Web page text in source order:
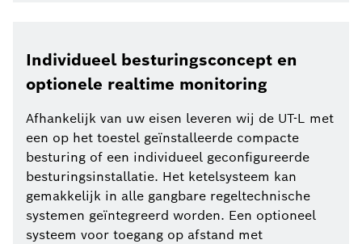
Individueel besturingsconcept en
optionele realtime monitoring
Afhankelijk van uw eisen leveren wij de UT-L met
een op het toestel geïnstalleerde compacte
besturing of een individueel geconfigureerde
besturingsinstallatie. Het ketelsysteem kan
gemakkelijk in alle gangbare regeltechnische
systemen geïntegreerd worden. Een optioneel
systeem voor toegang op afstand met